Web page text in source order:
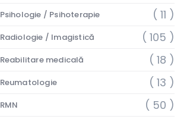
Psihologie / Psihoterapie ( 11 )
Radiologie / Imagistică ( 105 )
Reabilitare medicală ( 18 )
Reumatologie ( 13 )
RMN ( 50 )